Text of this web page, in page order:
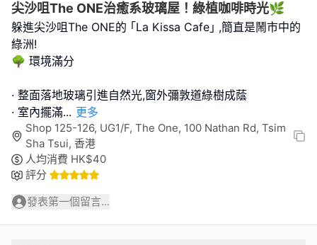
尖沙咀The ONE治癒系玻璃屋！綠植咖啡時光🌿
躲進尖沙咀The ONE的 ｢La Kissa Cafe｣ ,簡直是鬧市中的
綠洲!
🌳 環境滿分
· 整面落地玻璃引進自然光,窗外彌敦道綠樹成蔭
· 室內擺滿... 更多
Shop 125-126, UG1/F, The One, 100 Nathan Rd, Tsim
Sha Tsui, 香港
人均消費 HK$40
評分
發表第一個留言...